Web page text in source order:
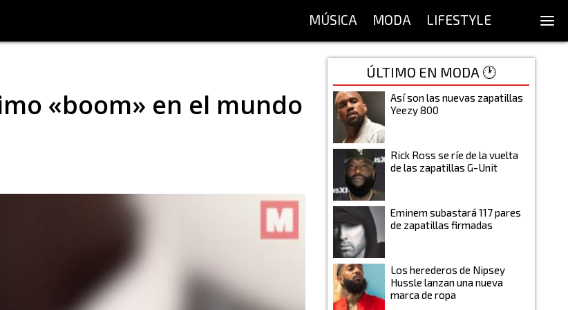
MÚSICA MODA LIFESTYLE
«boom» en el mundo
ÚLTIMO EN MODA 🕐
Así son las nuevas zapatillas
Yeezy 800
Rick Ross se ríe de la vuelta
de las zapatillas G-Unit
Eminem subastará 117 pares
de zapatillas firmadas
Los herederos de Nipsey
Hussle lanzan una nueva
marca de ropa